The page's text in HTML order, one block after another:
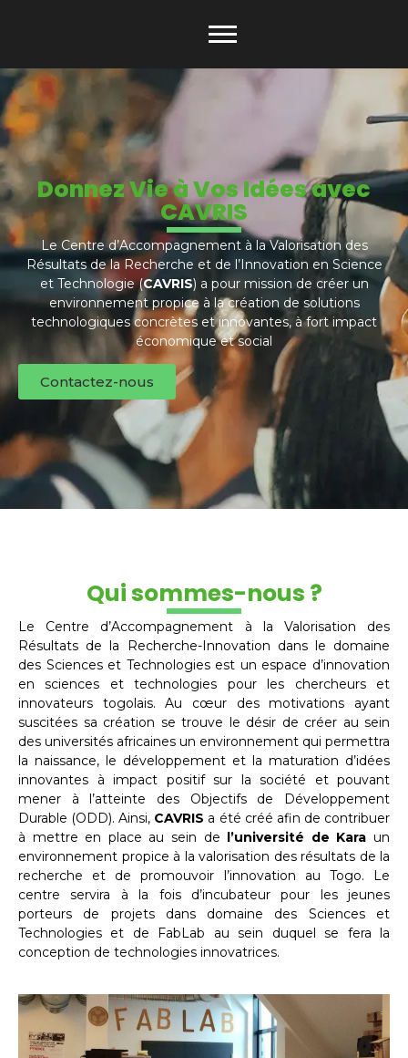
Donnez Vie à Vos Idées avec
CAVRIS
Le Centre d’Accompagnement à la Valorisation des
Résultats de la Recherche et de l’Innovation en Science
et Technologie (CAVRIS) a pour mission de créer un
environnement propice à la création de solutions
technologiques concrètes et innovantes, à fort impact
économique et social
Contactez-nous
Qui sommes-nous ?
Le Centre d’Accompagnement à la Valorisation des
Résultats de la Recherche-Innovation dans le domaine
des Sciences et Technologies est un espace d’innovation
en sciences et technologies pour les chercheurs et
innovateurs togolais. Au cœur des motivations ayant
suscitées sa création se trouve le désir de créer au sein
des universités africaines un environnement qui permettra
la naissance, le développement et la maturation d’idées
innovantes à impact positif sur la société et pouvant
mener à l’atteinte des Objectifs de Développement
Durable (ODD). Ainsi, CAVRIS a été créé afin de contribuer
à mettre en place au sein de
l’université de Kara un
environnement propice à la valorisation des résultats de la
recherche et de promouvoir l’innovation au Togo. Le
centre servira à la fois d’incubateur pour les jeunes
porteurs de projets dans domaine des Sciences et
Technologies et de FabLab au sein duquel se fera la
conception de technologies innovatrices.